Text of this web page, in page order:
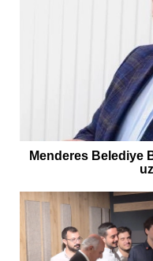
Menderes Belediye